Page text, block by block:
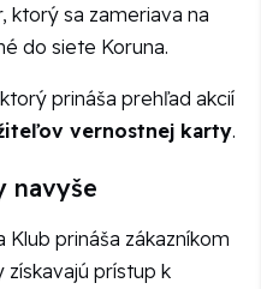
ktorý sa zameriava na
do siete Koruna.
prináša prehľad akcií
vernostnej karty.
navyše
prináša zákazníkom
prístup k